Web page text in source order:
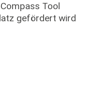
Tool
gefördert wird